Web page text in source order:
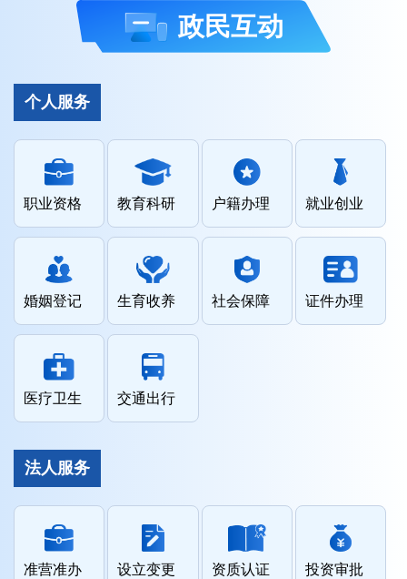
政民互动
个人服务
职业资格 教育科研 户籍办理 就业创业
婚姻登记 生育收养 社会保障 证件办理
医疗卫生 交通出行
法人服务
准营准办 设立变更 资质认证 投资审批